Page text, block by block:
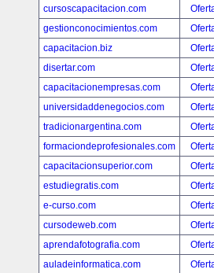
cursoscapacitacion.com
gestionconocimientos.com
capacitacion.biz
disertar.com
capacitacionempresas.com
universidaddenegocios.com
tradicionargentina.com
formaciondeprofesionales.com
capacitacionsuperior.com
estudiegratis.com
e-curso.com
cursodeweb.com
aprendafotografia.com
auladeinformatica.com